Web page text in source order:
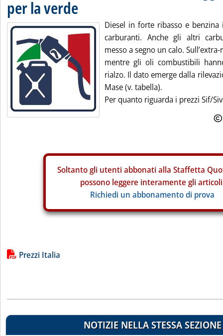
per la verde
Diesel in forte ribasso e
carburanti. Anche gli altri
messo a segno un calo.
mentre gli oli combustibili
rialzo. Il dato emerge dalla
Mase (v. tabella).
Per quanto riguarda i prezzi Sif/
Soltanto gli utenti abbonati alla Staffetta
possono leggere interamente gli
Richiedi un abbonamento di prova
Lista allegati PDF alla notizia
Prezzi Italia
NOTIZIE NELLA STESSA SEZIONE